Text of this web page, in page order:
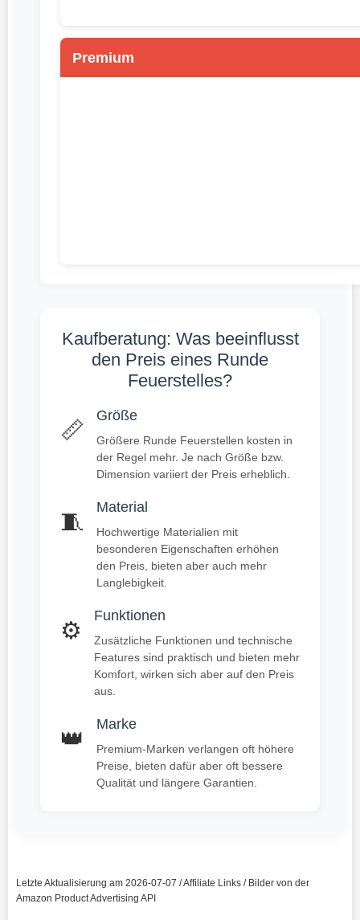
Premium
Kaufberatung: Was beeinflusst
den Preis eines Runde
Feuerstelles?
📏
Größe
Größere Runde Feuerstellen kosten in
der Regel mehr. Je nach Größe bzw.
Dimension variiert der Preis erheblich.
🧵
Material
Hochwertige Materialien mit
besonderen Eigenschaften erhöhen
den Preis, bieten aber auch mehr
Langlebigkeit.
⚙️
Funktionen
Zusätzliche Funktionen und technische
Features sind praktisch und bieten mehr
Komfort, wirken sich aber auf den Preis
aus.
👑
Marke
Premium-Marken verlangen oft höhere
Preise, bieten dafür aber oft bessere
Qualität und längere Garantien.
Letzte Aktualisierung am 2026-07-07 / Affiliate Links / Bilder von der
Amazon Product Advertising API